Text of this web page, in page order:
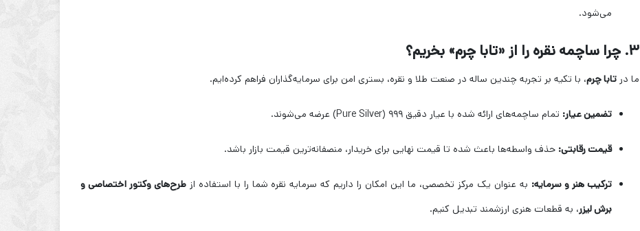
می‌شود.
۳. چرا ساچمه نقره را از «تابا چرم» بخریم؟
ما درتابا چرم، با تکیه بر تجربه چندین ساله در صنعت طلا و نقره، بستری امن برای سرمایه‌گذاران فراهم کرده‌ایم.
تضمین عیار: تمام ساچمه‌های ارائه شده با عیار دقیق ۹۹۹ (Pure Silver) عرضه می‌شوند.
قیمت رقابتی: حذف واسطه‌ها باعث شده تا قیمت نهایی برای خریدار، منصفانه‌ترین قیمت بازار باشد.
ترکیب هنر و سرمایه: به عنوان یک مرکز تخصصی، ما این امکان را داریم که سرمایه نقره شما را با استفاده ازطرح‌های وکتور اختصاصی و
برش لیزر، به قطعات هنری ارزشمند تبدیل کنیم.